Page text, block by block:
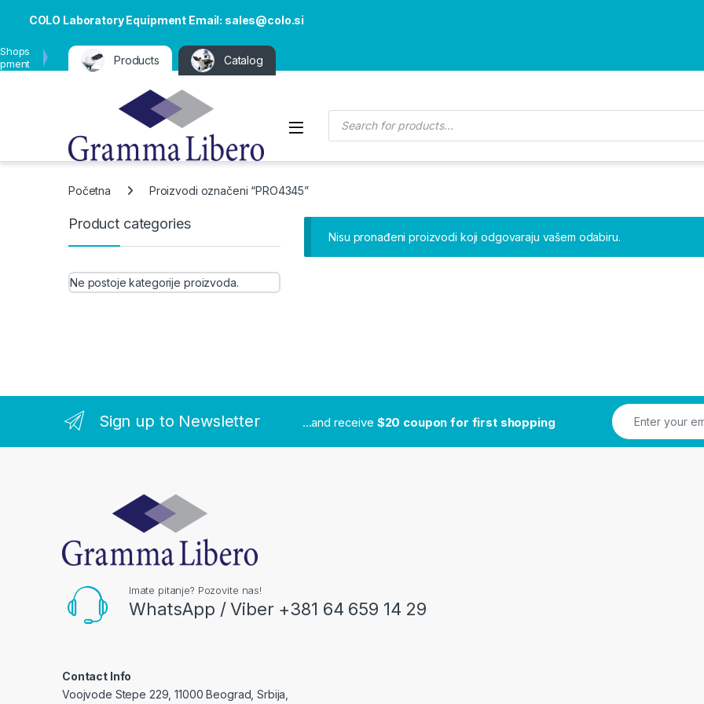
COLO Laboratory Equipment Email: sales@colo.si
Products Catalog
Open
Products search
Početna Proizvodi označeni “PRO4345”
Nisu pronađeni proizvodi koji odgovaraju vašem odabiru.
Product categories
Ne postoje kategorije proizvoda.
Sign up to Newsletter ...and receive $20 coupon for first shopping
Imate pitanje? Pozovite nas!
WhatsApp / Viber +381 64 659 14 29
Contact Info
Voojvode Stepe 229, 11000 Beograd, Srbija,